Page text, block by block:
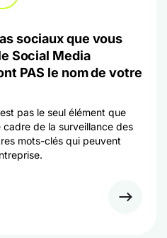
sociaux que vous
Social Media
PAS le nom de votre
pas le seul élément que
de la surveillance des
mots-clés qui peuvent